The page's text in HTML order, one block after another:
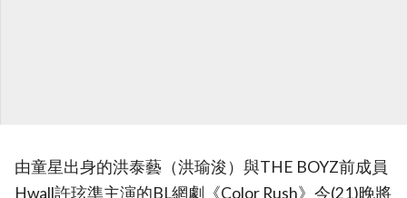
由童星出身的洪泰藝（洪瑜浚）與THE BOYZ前成員
Hwall許玹準主演的BL網劇《Color Rush》今(21)晚將